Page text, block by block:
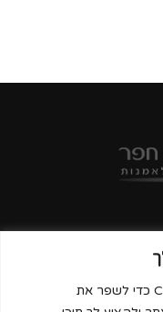
האתר שלנו משתמש בקובצי Cookies כדי לשפר את